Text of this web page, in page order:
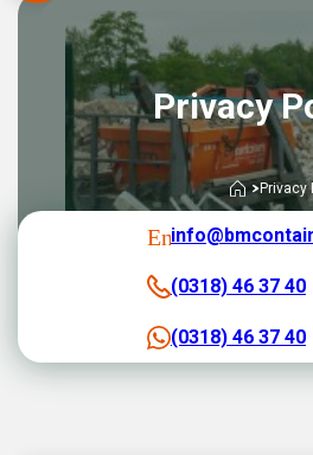
Privacy
Privacy
(0318) 46 37 40
(0318) 46 37 40